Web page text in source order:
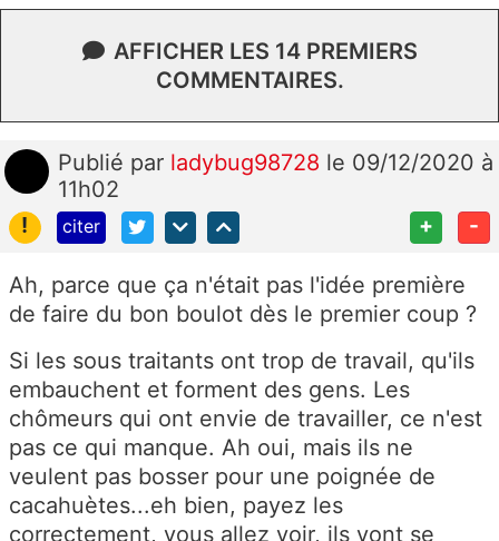
AFFICHER LES 14 PREMIERS
COMMENTAIRES.
Publié par ladybug98728 le 09/12/2020 à
11h02
!
citer + -
Ah, parce que ça n'était pas l'idée première
de faire du bon boulot dès le premier coup ?
Si les sous traitants ont trop de travail, qu'ils
embauchent et forment des gens. Les
chômeurs qui ont envie de travailler, ce n'est
pas ce qui manque. Ah oui, mais ils ne
veulent pas bosser pour une poignée de
cacahuètes...eh bien, payez les
correctement, vous allez voir, ils vont se